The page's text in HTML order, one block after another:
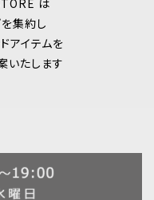
は
集約し
アイテムを
いたします